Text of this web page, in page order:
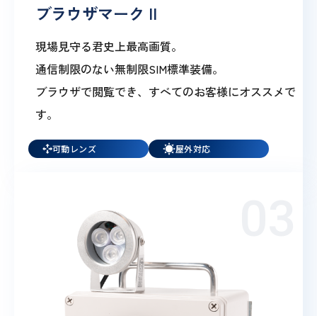
ブラウザマーク II
現場見守る君史上最高画質。
通信制限のない無制限SIM標準装備。
ブラウザで閲覧でき、すべてのお客様にオススメで
す。
可動レンズ 屋外対応